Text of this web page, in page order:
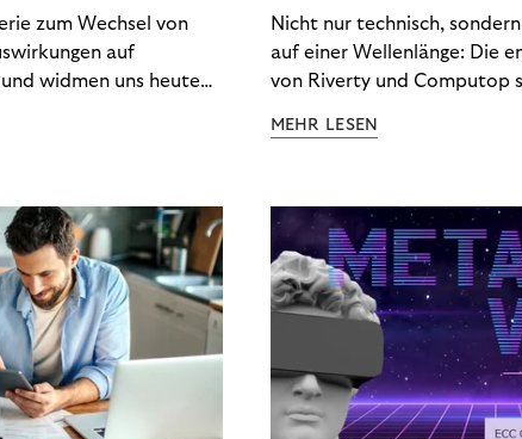
zum Wechsel von
auf
widmen uns heute
Nicht nur technisch,
auf einer Wellenlänge: Die
von Riverty und Computop
Zahlungsabwicklung echte
MEHR LESEN